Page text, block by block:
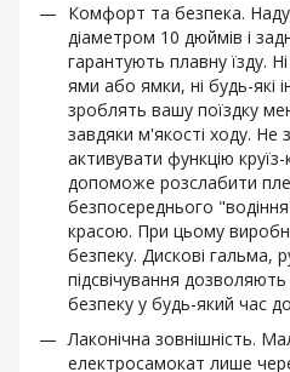
Комфорт та безпека.
діаметром 10 дюймів і
гарантують плавну їзду. Ні
ями або ямки, ні будь-які
зроблять вашу поїздку
завдяки м'якості ходу. Не
активувати функцію
допоможе розслабити
безпосереднього
красою. При цьому
безпеку. Дискові гальма,
підсвічування
безпеку у будь-який час
Лаконічна зовнішність.
електросамокат лише